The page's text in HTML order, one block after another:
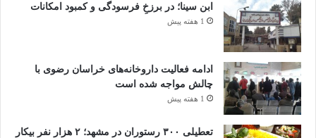
ابن سینا؛ در برزخِ فرسودگی و کمبود امکانات
1 هفته پیش
ادامه فعالیت داروخانه‌های خراسان رضوی با
چالش مواجه شده است
1 هفته پیش
تعطیلی ۳۰۰ رستوران در مشهد؛ ۲ هزار نفر بیکار